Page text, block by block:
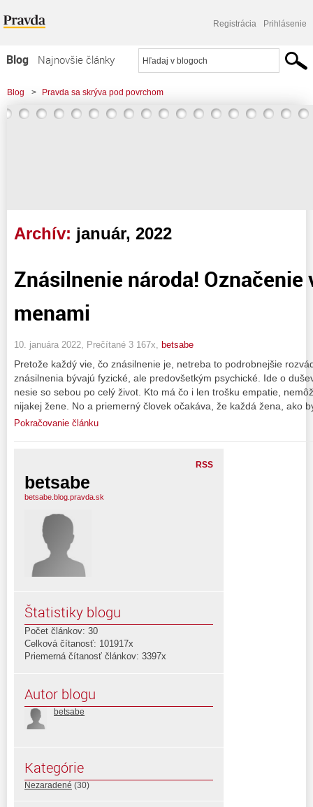
Registrácia Prihlásenie
Blog
Najnovšie články
Najčítanejšie články
Najkomentovanejšie články
Blog > Pravda sa skrýva pod povrchom
> Znásilnenie národa! Označenie vecí pravými menami
Archív: január, 2022
Znásilnenie národa! Označenie
menami
10. januára 2022, Prečítané 3 167x, betsabe
Pretože každý vie, čo znásilnenie je, netreba to podrobnejšie
znásilnenia bývajú fyzické, ale predovšetkým psychické. Ide o
nesie so sebou po celý život. Kto má čo i len trošku empatie,
nijakej žene. No a priemerný človek očakáva, že každá žena, ako
Pokračovanie článku
RSS
betsabe
betsabe.blog.pravda.sk
Štatistiky blogu
Počet článkov: 30
Celková čítanosť: 101917x
Priemerná čítanosť článkov: 3397x
Autor blogu
betsabe
Kategórie
Nezaradené (30)